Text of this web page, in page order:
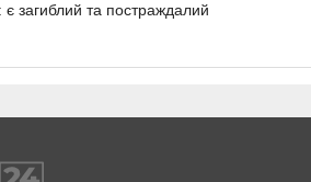
є загиблий та постраждалий